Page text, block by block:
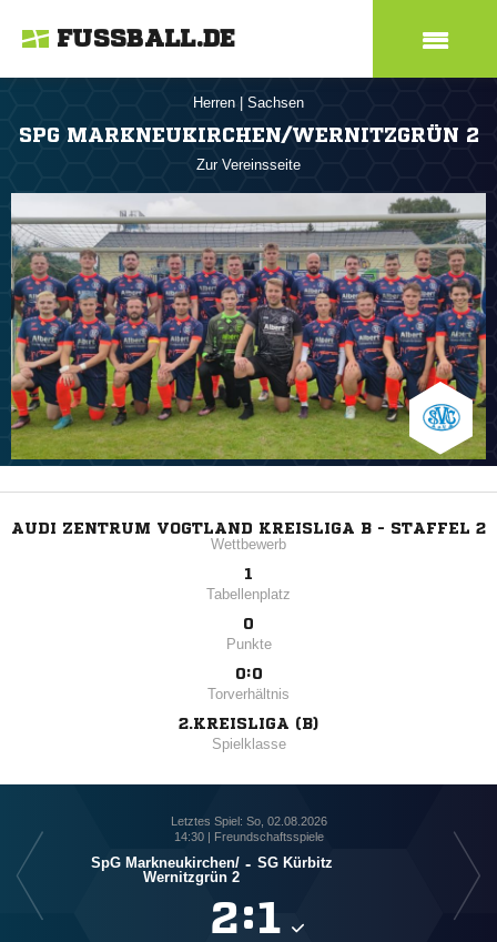
FUSSBALL.DE
Herren Sachsen
SPG MARKNEUKIRCHEN/WERNITZGRÜN 2
Zur Vereinsseite
AUDI ZENTRUM VOGTLAND KREISLIGA B - STAFFEL 2
Wettbewerb
1
Tabellenplatz
0
Punkte
0:0
Torverhältnis
2.KREISLIGA (B)
Spielklasse
Letztes Spiel: So, 02.08.2026
14:30 | Freundschaftsspiele
SpG Markneukirchen/​
Wernitzgrün 2
- SG Kürbitz
: